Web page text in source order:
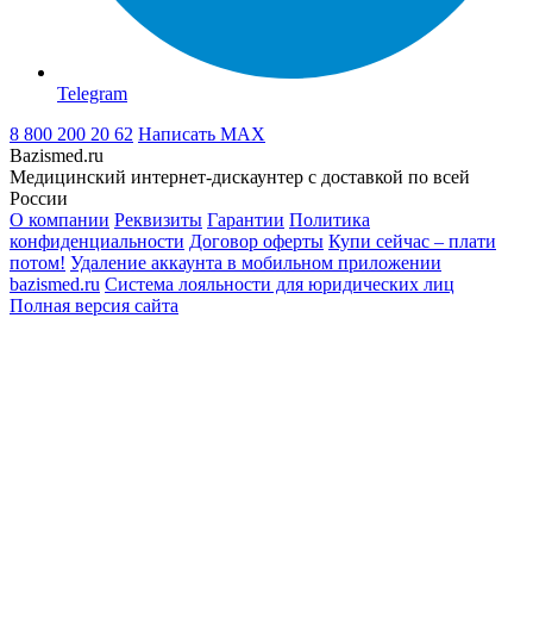
Telegram
8 800 200 20 62 Написать MAX
Bazismed.ru
Медицинский интернет-дискаунтер с доставкой по всей
России
О компании Реквизиты Гарантии Политика
конфиденциальности Договор оферты Купи сейчас – плати
потом! Удаление аккаунта в мобильном приложении
bazismed.ru Система лояльности для юридических лиц
Полная версия сайта